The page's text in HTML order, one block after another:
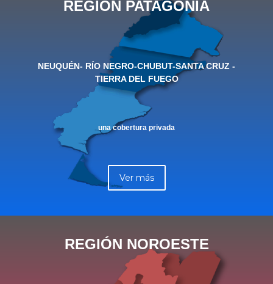
REGIÓN PATAGONIA
NEUQUÉN- RÍO NEGRO-CHUBUT-SANTA CRUZ -
TIERRA DEL FUEGO
una cobertura privada
Ver más
REGIÓN NOROESTE